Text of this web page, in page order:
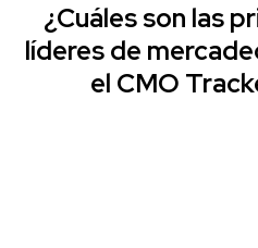
¿Cuáles son las
líderes de
el CMO